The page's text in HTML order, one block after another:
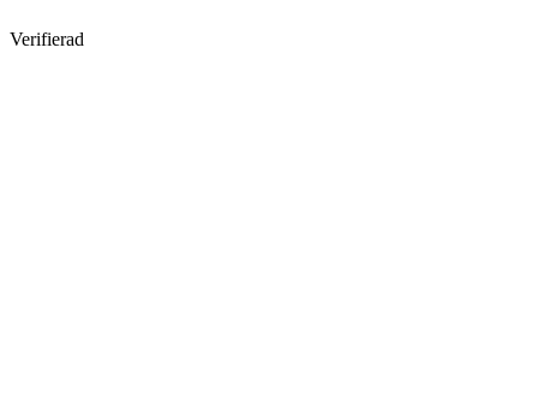
Verifierad